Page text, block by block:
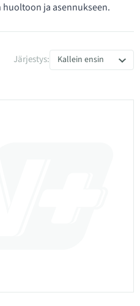
ja asennukseen.
Järjestys: Kallein ensin